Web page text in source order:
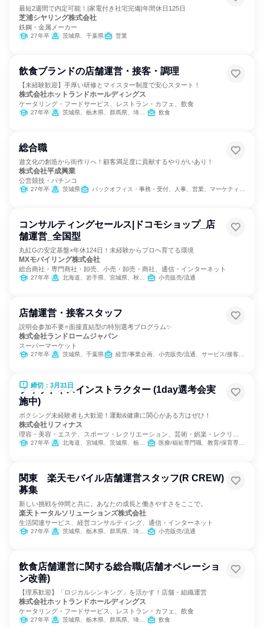
最短2週間で内定可能！|家電付き社宅完備|年間休日125日
芝浦シヤリング株式会社
鉄鋼・金属メーカー
27年卒 茨城県、千葉県 営業
飲食ブランドの店舗運営・接客・調理
【未経験歓迎】手厚い研修とマイスター制度で安心スタート！
株式会社ホットランドホールディングス
ケータリング・フードサービス、レストラン・カフェ、飲食
27年卒 茨城県、栃木県、群馬県、埼玉県、千葉県、東京都、神奈川県 飲食
総合職
遊文化の創造から街作りへ！顧客満足度に貢献するやりがいあり！
株式会社平成興業
公営競技・パチンコ
27年卒 茨城県 バックオフィス・事務・受付、人事、営業、マーケティング・広告・宣伝
コンサルティングセールス|ドコモショップ_店
舗運営_全国型
丸紅Gの安定基盤×年休124日！未経験からプロへ育てる環境
MXモバイリング株式会社
総合商社・専門商社・卸売、小売・卸売・商社、通信・インターネット
27年卒 北海道、岩手県、宮城県、秋田県、福島県、茨城県、埼玉県、千葉県、東京都、神奈川県、新潟県、富山県、石川県、福井県、山梨県、長野県、岐阜県、静岡県、愛知県、三重県、京都府、大阪府、兵庫県、鳥取県、島根県、岡山県、広島県、山口県、徳島県、香川県、愛媛県、高知県、福岡県、大分県、宮崎県、鹿児島県、沖縄県 小売販売/流通
店舗運営・接客スタッフ
説明会参加不要⭐面接直結型の特別選考プログラム✨
株式会社ランドロームジャパン
スーパーマーケット
27年卒 茨城県、千葉県 経営/事業企画、小売販売/流通、サービス/接客、SCM/生産管理/購買/物流、人事、商品企画
締切：3月31日
フィットネスインストラクター (1day選考会実
施中)
ボクシング未経験者も大歓迎！運動&健康に関心がある方はぜひ！
株式会社リフィナス
理容・美容・エステ、スポーツ・レクリエーション、芸術・娯楽・レクリエ
ーション
27年卒 北海道、宮城県、茨城県、栃木県、群馬県、埼玉県、千葉県、東京都、神奈川県、静岡県、愛知県、京都府、大阪府、兵庫県、奈良県、岡山県、広島県、福岡県、熊本県、鹿児島県 医療/福祉専門職、教育/保育専門職
関東 楽天モバイル店舗運営スタッフ(R CREW)
募集
新しい挑戦を仲間と共に。あなたの成長と働きやすさをここで。
楽天トータルソリューションズ株式会社
生活関連サービス、経営コンサルティング、通信・インターネット
27年卒 茨城県、栃木県、群馬県、埼玉県、千葉県、東京都、神奈川県 小売販売/流通
飲食店舗運営に関する総合職(店舗オペレーショ
ン改善)
【理系歓迎】「ロジカルシンキング」を活かす！店舗・組織運営
株式会社ホットランドホールディングス
ケータリング・フードサービス、レストラン・カフェ、飲食
27年卒 茨城県、栃木県、群馬県、埼玉県、千葉県、東京都、神奈川県 飲食